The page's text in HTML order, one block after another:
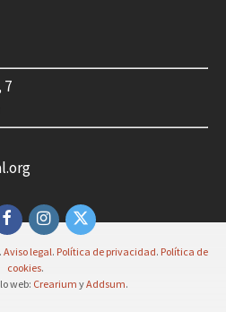
7
FacebookInstagramTwitter
Aviso legal. Política de privacidad. Política de
cookies.
web: Crearium yAddsum.